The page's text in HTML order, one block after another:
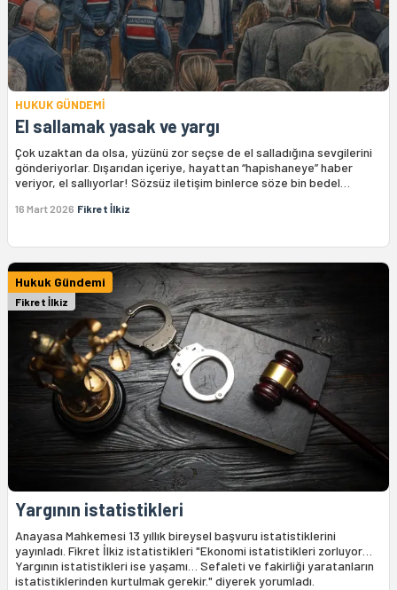
HUKUK GÜNDEMİ
El sallamak yasak ve yargı
Çok uzaktan da olsa, yüzünü zor seçse de el salladığına sevgilerini
gönderiyorlar. Dışarıdan içeriye, hayattan “hapishaneye” haber
veriyor, el sallıyorlar! Sözsüz iletişim binlerce söze bin bedel…
16 Mart 2026 Fikret İlkiz
Hukuk Gündemi
Fikret İlkiz
Yargının istatistikleri
Anayasa Mahkemesi 13 yıllık bireysel başvuru istatistiklerini
yayınladı. Fikret İlkiz istatistikleri "Ekonomi istatistikleri zorluyor…
Yargının istatistikleri ise yaşamı… Sefaleti ve fakirliği yaratanların
istatistiklerinden kurtulmak gerekir." diyerek yorumladı.